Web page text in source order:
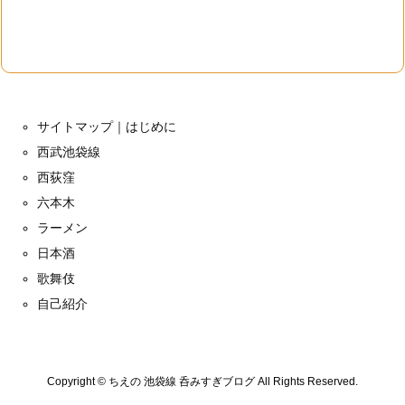
サイトマップ｜はじめに
西武池袋線
西荻窪
六本木
ラーメン
日本酒
歌舞伎
自己紹介
Copyright © ちえの 池袋線 呑みすぎブログ All Rights Reserved.